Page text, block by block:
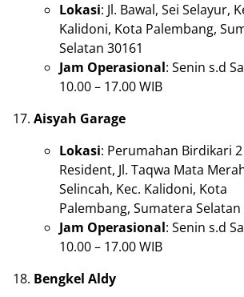
Lokasi: Jl. Bawal, Sei Selayur,
Kalidoni, Kota Palembang,
Selatan 30161
Jam Operasional: Senin s.d
10.00 – 17.00 WIB
Aisyah Garage
Lokasi: Perumahan Birdikari 2
Resident, Jl. Taqwa Mata
Selincah, Kec. Kalidoni, Kota
Palembang, Sumatera Selatan
Jam Operasional: Senin s.d
10.00 – 17.00 WIB
Bengkel Aldy